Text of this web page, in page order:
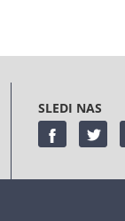
SLEDI NAS